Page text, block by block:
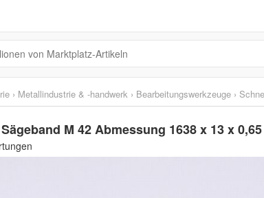
› Metallindustrie & -handwerk › Bearbeitungswerkzeuge ›
M 42 Abmessung 1638 x 13 x